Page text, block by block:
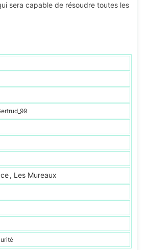
sera capable de résoudre toutes les
, Les Mureaux